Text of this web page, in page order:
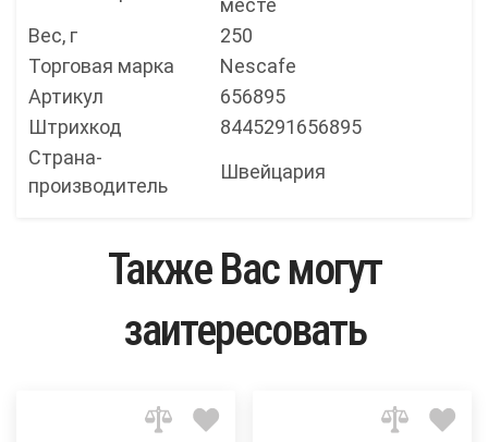
месте
Вес, г
250
Торговая марка
Nescafe
Артикул
656895
Штрихкод
8445291656895
Страна-
производитель
Швейцария
Также Вас могут
заитересовать